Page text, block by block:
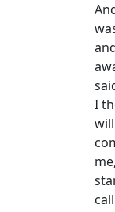
I